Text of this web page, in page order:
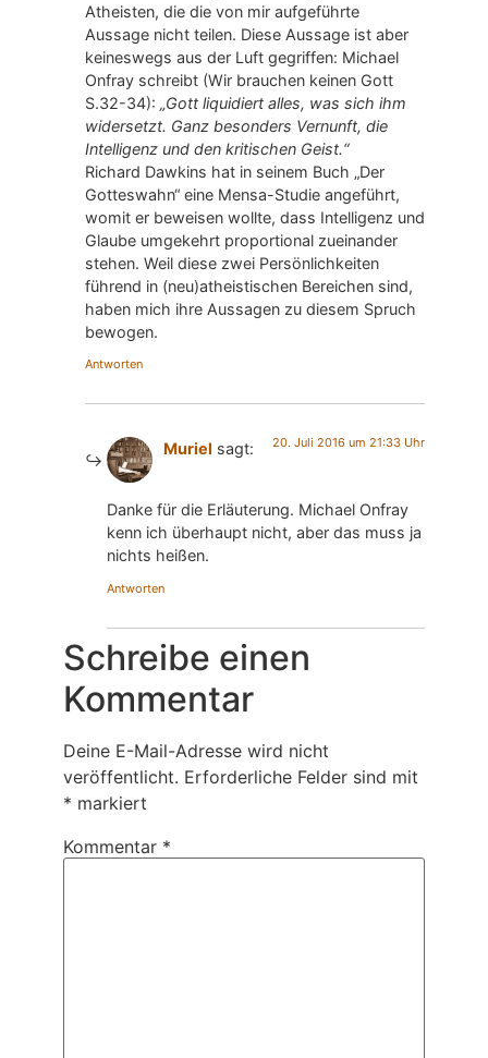
Atheisten, die die von mir aufgeführte
Aussage nicht teilen. Diese Aussage ist aber
keineswegs aus der Luft gegriffen: Michael
Onfray schreibt (Wir brauchen keinen Gott
S.32-34): „Gott liquidiert alles, was sich ihm
widersetzt. Ganz besonders Vernunft, die
Intelligenz und den kritischen Geist.“
Richard Dawkins hat in seinem Buch „Der
Gotteswahn“ eine Mensa-Studie angeführt,
womit er beweisen wollte, dass Intelligenz und
Glaube umgekehrt proportional zueinander
stehen. Weil diese zwei Persönlichkeiten
führend in (neu)atheistischen Bereichen sind,
haben mich ihre Aussagen zu diesem Spruch
bewogen.
Antworten
Muriel sagt: 20. Juli 2016 um 21:33 Uhr
Danke für die Erläuterung. Michael Onfray
kenn ich überhaupt nicht, aber das muss ja
nichts heißen.
Antworten
Schreibe einen
Kommentar
Deine E-Mail-Adresse wird nicht
veröffentlicht. Erforderliche Felder sind mit
* markiert
Kommentar *